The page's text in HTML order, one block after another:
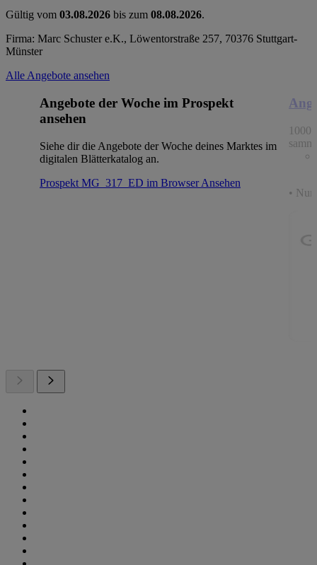
Gültig vom 03.08.2026 bis zum 08.08.2026.
Firma: Marc Schuster e.K., Löwentorstraße 257, 70376 Stuttgart-
Münster
Alle Angebote ansehen
Angebote der Woche im Prospekt
ansehen
Siehe dir die Angebote der Woche deines Marktes im
digitalen Blätterkatalog an.
Prospekt MG_317_ED im BrowserAnsehen
1000
• Nur